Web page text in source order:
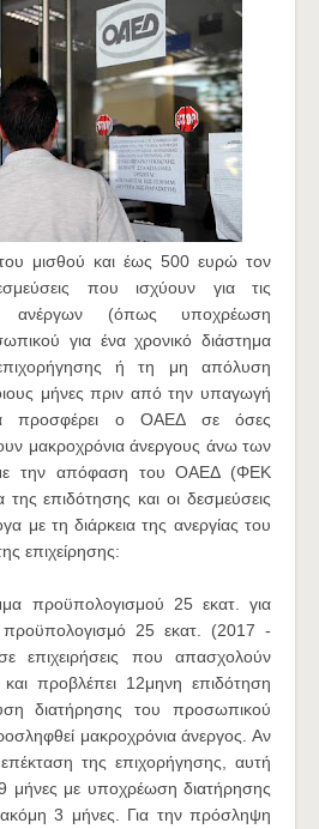
μισθού και έως 500 ευρώ τον
που ισχύουν για τις
ανέργων (όπως υποχρέωση
για ένα χρονικό διάστημα
ή τη μη απόλυση
μήνες πριν από την υπαγωγή
προσφέρει ο ΟΑΕΔ σε όσες
μακροχρόνια άνεργους άνω των
την απόφαση του ΟΑΕΔ (ΦΕΚ
επιδότησης και οι δεσμεύσεις
με τη διάρκεια της ανεργίας του
επιχείρησης:
προϋπολογισμού 25 εκατ. για
προϋπολογισμό 25 εκατ. (2017 -
επιχειρήσεις που απασχολούν
προβλέπει 12μηνη επιδότηση
διατήρησης του προσωπικού
μακροχρόνια άνεργος. Αν
της επιχορήγησης, αυτή
9 μήνες με υποχρέωση διατήρησης
3 μήνες. Για την πρόσληψη